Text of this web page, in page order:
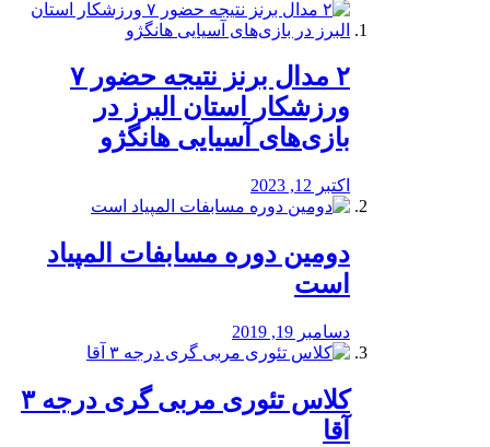
۲ مدال برنز نتیجه حضور ۷
ورزشکار استان البرز در
بازی‌های آسیایی هانگژو
اکتبر 12, 2023
دومین دوره مسابفات المپیاد
است
دسامبر 19, 2019
کلاس تئوری مربی گری درجه ۳
آقا